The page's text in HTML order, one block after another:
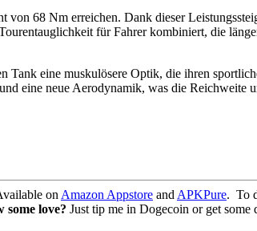
68 Nm erreichen. Dank dieser
für Fahrer kombiniert, die
Tank eine muskulösere Optik, die ihren
eine neue Aerodynamik, was die Reichweite
on Amazon Appstore and APKPure. To
some love? Just tip me in Dogecoin or get some